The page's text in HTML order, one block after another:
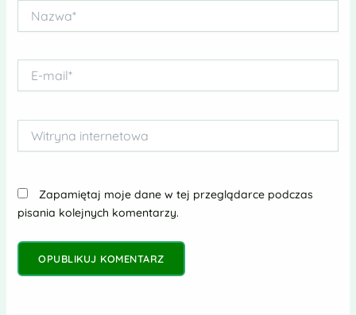
mail*
internetowa
Zapamiętaj moje dane w tej przeglądarce podczas
pisania kolejnych komentarzy.